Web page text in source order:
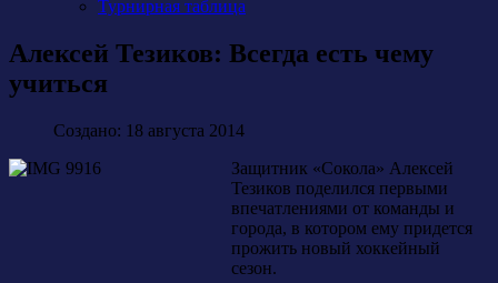
Турнирная таблица
Алексей Тезиков: Всегда есть чему
учиться
Создано: 18 августа 2014
Защитник «Сокола» Алексей
Тезиков поделился первыми
впечатлениями от команды и
города, в котором ему придется
прожить новый хоккейный
сезон.